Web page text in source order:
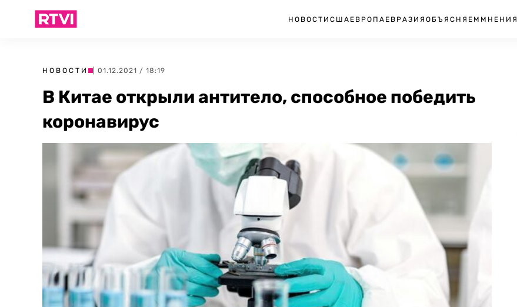
НОВОСТИ США ЕВРОПА ЕВРАЗИЯ ОБЪЯСНЯЕМ МНЕНИЯ
НОВОСТИ | 01.12.2021 / 18:19
В Китае открыли антитело, способное победить
коронавирус